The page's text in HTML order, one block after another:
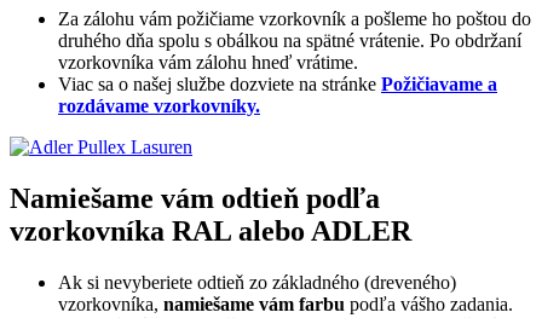
Za zálohu vám požičiame vzorkovník a pošleme ho poštou do
druhého dňa spolu s obálkou na spätné vrátenie. Po obdržaní
vzorkovníka vám zálohu hneď vrátime.
Viac sa o našej službe dozviete na stránke Požičiavame a
rozdávame vzorkovníky.
Namiešame vám odtieň podľa
vzorkovníka RAL alebo ADLER
Ak si nevyberiete odtieň zo základného (dreveného)
vzorkovníka, namiešame vám farbu podľa vášho zadania.